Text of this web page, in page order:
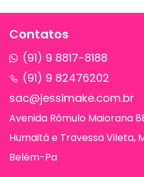
Contatos
(91) 9 8817-8188
(91) 9 82476202
sac@jessimake.com.br
Avenida Rômulo Maiorana
Humaitá e Travessa Vileta,
Belém-Pa